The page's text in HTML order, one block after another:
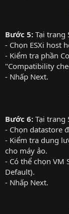
Bước 5: Tại trang
- Chọn ESXi host
- Kiểm tra phần
"Compatibility
- Nhấp Next.
Bước 6: Tại trang
- Chọn datastore
- Kiểm tra dung
cho máy ảo.
- Có thể chọn VM
Default).
- Nhấp Next.